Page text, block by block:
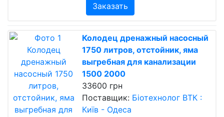
Заказать
Колодец дренажный насосный
1750 литров, отстойник, яма
выгребная для канализации
1500 2000
33600 грн
Поставщик: Біотехнолог ВТК :
Київ - Одеса